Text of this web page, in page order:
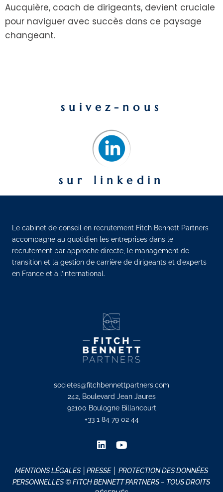
Aucquière, coach de dirigeants, devient cruciale
pour naviguer avec succès dans ce paysage
changeant.
suivez-nous
sur linkedin
Le cabinet de conseil en recrutement Fitch Bennett Partners
accompagne au quotidien les entreprises dans le
recrutement par approche directe, le management de
transition et la gestion de carrière de dirigeants et d’experts
en France et à l’international.
societes@fitchbennettpartners.com
242, Boulevard Jean Jaures
92100 Boulogne Billancourt
+33 1 84 79 02 44
MENTIONS LÉGALES│PRESSE │ PROTECTION DES DONNÉES
PERSONNELLES© FITCH BENNETT PARTNERS – TOUS DROITS